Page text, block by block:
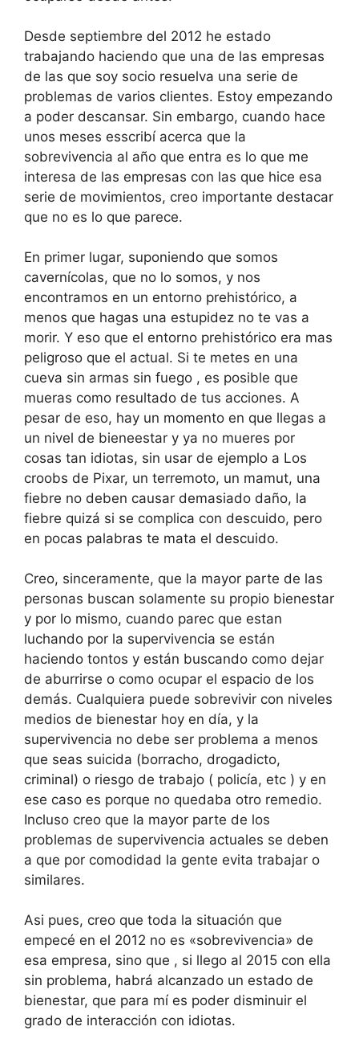
Desde septiembre del 2012 he estado
trabajando haciendo que una de las empresas
de las que soy socio resuelva una serie de
problemas de varios clientes. Estoy empezando
a poder descansar. Sin embargo, cuando hace
unos meses esscribí acerca que la
sobrevivencia al año que entra es lo que me
interesa de las empresas con las que hice esa
serie de movimientos, creo importante destacar
que no es lo que parece.
En primer lugar, suponiendo que somos
cavernícolas, que no lo somos, y nos
encontramos en un entorno prehistórico, a
menos que hagas una estupidez no te vas a
morir. Y eso que el entorno prehistórico era mas
peligroso que el actual. Si te metes en una
cueva sin armas sin fuego , es posible que
mueras como resultado de tus acciones. A
pesar de eso, hay un momento en que llegas a
un nivel de bieneestar y ya no mueres por
cosas tan idiotas, sin usar de ejemplo a Los
croobs de Pixar, un terremoto, un mamut, una
fiebre no deben causar demasiado daño, la
fiebre quizá si se complica con descuido, pero
en pocas palabras te mata el descuido.
Creo, sinceramente, que la mayor parte de las
personas buscan solamente su propio bienestar
y por lo mismo, cuando parec que estan
luchando por la supervivencia se están
haciendo tontos y están buscando como dejar
de aburrirse o como ocupar el espacio de los
demás. Cualquiera puede sobrevivir con niveles
medios de bienestar hoy en día, y la
supervivencia no debe ser problema a menos
que seas suicida (borracho, drogadicto,
criminal) o riesgo de trabajo ( policía, etc ) y en
ese caso es porque no quedaba otro remedio.
Incluso creo que la mayor parte de los
problemas de supervivencia actuales se deben
a que por comodidad la gente evita trabajar o
similares.
Asi pues, creo que toda la situación que
empecé en el 2012 no es «sobrevivencia» de
esa empresa, sino que , si llego al 2015 con ella
sin problema, habrá alcanzado un estado de
bienestar, que para mí es poder disminuir el
grado de interacción con idiotas.